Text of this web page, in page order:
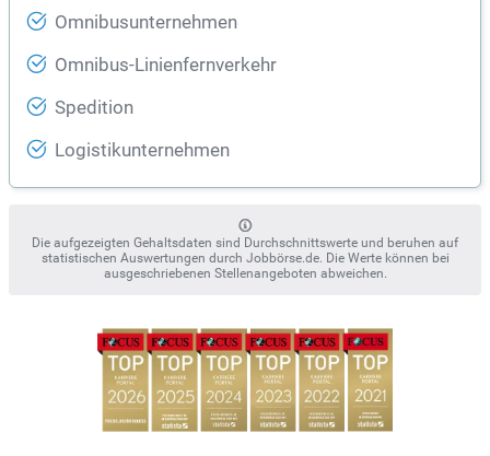
Omnibusunternehmen
Omnibus-Linienfernverkehr
Spedition
Logistikunternehmen
Die aufgezeigten Gehaltsdaten sind Durchschnittswerte und beruhen auf
statistischen Auswertungen durch Jobbörse.de. Die Werte können bei
ausgeschriebenen Stellenangeboten abweichen.